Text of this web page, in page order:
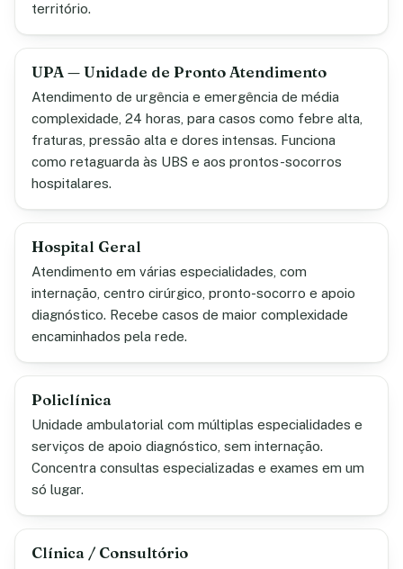
território.
UPA — Unidade de Pronto Atendimento
Atendimento de urgência e emergência de média
complexidade, 24 horas, para casos como febre alta,
fraturas, pressão alta e dores intensas. Funciona
como retaguarda às UBS e aos prontos-socorros
hospitalares.
Hospital Geral
Atendimento em várias especialidades, com
internação, centro cirúrgico, pronto-socorro e apoio
diagnóstico. Recebe casos de maior complexidade
encaminhados pela rede.
Policlínica
Unidade ambulatorial com múltiplas especialidades e
serviços de apoio diagnóstico, sem internação.
Concentra consultas especializadas e exames em um
só lugar.
Clínica / Consultório